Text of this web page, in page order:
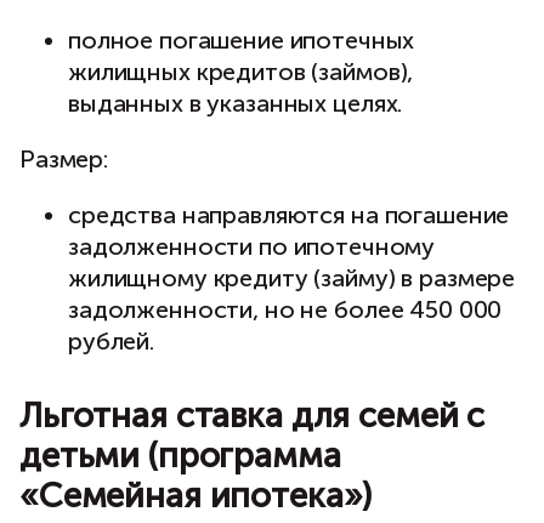
полное погашение ипотечных
жилищных кредитов (займов),
выданных в указанных целях.
Размер:
средства направляются на погашение
задолженности по ипотечному
жилищному кредиту (займу) в размере
задолженности, но не более 450 000
рублей.
Льготная ставка для семей с
детьми (программа
«Семейная ипотека»)